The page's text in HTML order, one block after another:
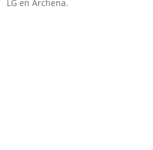
LG en Archena.